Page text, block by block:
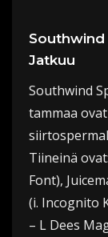
Jatkuu
Southwind
tammaa
Tiineinä
Font),
(i. Incognito
– L Dees